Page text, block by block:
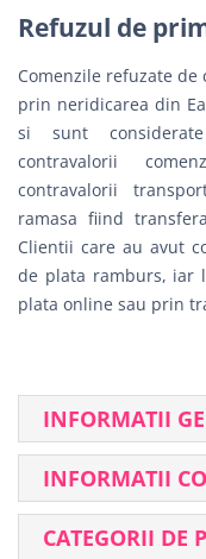
Refuzul de
Comenzile refuzate
prin neridicarea din
si sunt
contravalorii
contravalorii
ramasa fiind
Clientii care au avut
de plata ramburs, iar
plata online sau prin
INFORMATII
INFORMATII
CATEGORII DE